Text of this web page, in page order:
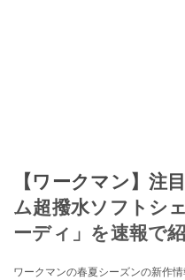
【ワークマン】注
ム超撥水ソフトシ
ーディ」を速報で紹
ワークマンの春夏シーズンの新作